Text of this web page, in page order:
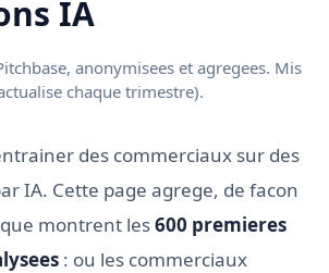
IA
anonymisees et agregees. Mis
chaque trimestre).
des commerciaux sur des
IA. Cette page agrege, de facon
montrent les600 premieres
: ou les commerciaux